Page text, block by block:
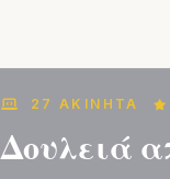
27 ΑΚΊΝΗΤΑ
Δουλειά